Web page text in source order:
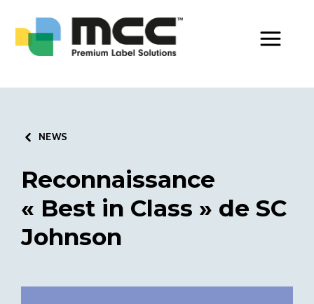
NEWS
Reconnaissance
« Best in Class » de SC
Johnson